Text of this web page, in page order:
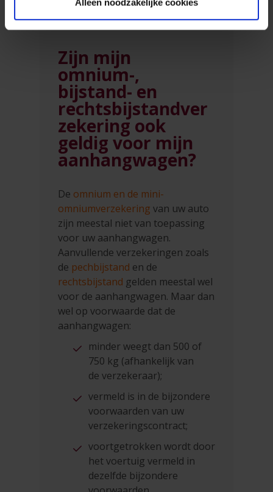
Zijn mijn
omnium-,
bijstand- en
rechtsbijstandver
zekering ook
geldig voor mijn
aanhangwagen?
De omnium en de mini-
omniumverzekering van uw auto
zijn meestal niet van toepassing
voor uw aanhangwagen.
Aanvullende verzekeringen zoals
de pechbijstand en de
rechtsbijstand gelden meestal wel
voor de aanhangwagen. Maar dan
wel op voorwaarde dat de
aanhangwagen:
minder weegt dan 500 of
750 kg (afhankelijk van
de verzekeraar);
vermeld is in de bijzondere
voorwaarden van uw
verzekeringscontract;
voortgetrokken wordt door
het voertuig vermeld in
dezelfde bijzondere